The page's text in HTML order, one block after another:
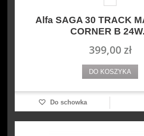
Alfa SAGA 30 TRACK
CORNER B
399,00 zł
DO KOSZYKA
Do schowka